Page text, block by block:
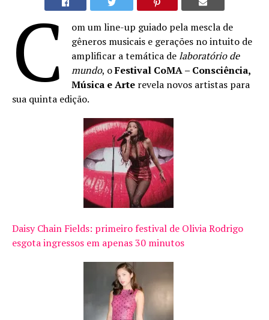
C
om um line-up guiado pela mescla de
gêneros musicais e gerações no intuito de
amplificar a temática delaboratório de
mundo, oFestival CoMA – Consciência,
Música e Arte revela novos artistas para
sua quinta edição.
Daisy Chain Fields: primeiro festival de Olivia Rodrigo
esgota ingressos em apenas 30 minutos